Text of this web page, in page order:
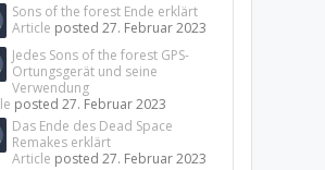
Sons of the forest Ende erklärt
Article posted27. Februar 2023
Jedes Sons of the forest GPS-
Ortungsgerät und seine
Verwendung
posted27. Februar 2023
Das Ende des Dead Space
Remakes erklärt
Article posted27. Februar 2023